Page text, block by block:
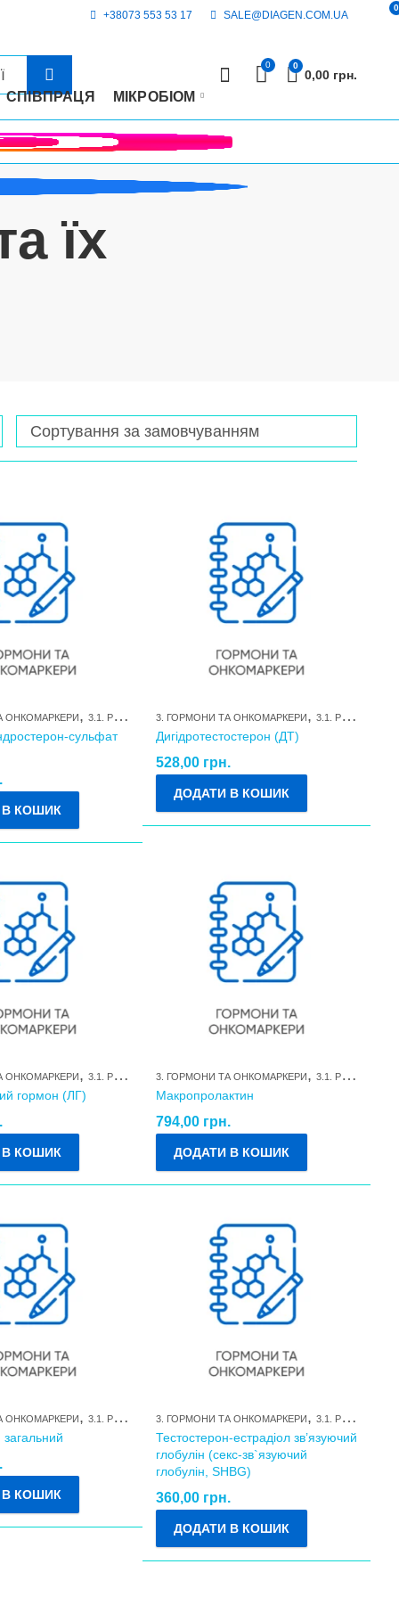
+38073 553 53 17 SALE@DIAGEN.COM.UA
0 0
0,00 грн.
СПІВПРАЦЯ МІКРОБІОМ
їх
ОНКОМАРКЕРИ, 3.1. РЕПРОДУКТИВНІ ГОРМОНИ ТА ЇХ МЕТАБОЛІТИ
сульфат
КОШИК
3. ГОРМОНИ ТА ОНКОМАРКЕРИ, 3.1. РЕПРОДУКТИВНІ ГОРМОНИ ТА ЇХ МЕТАБОЛІТИ
Дигідротестостерон (ДТ)
528,00 грн.
ДОДАТИ В КОШИК
ОНКОМАРКЕРИ, 3.1. РЕПРОДУКТИВНІ ГОРМОНИ ТА ЇХ МЕТАБОЛІТИ
гормон (ЛГ)
КОШИК
3. ГОРМОНИ ТА ОНКОМАРКЕРИ, 3.1. РЕПРОДУКТИВНІ ГОРМОНИ ТА ЇХ МЕТАБОЛІТИ
Макропролактин
794,00 грн.
ДОДАТИ В КОШИК
ОНКОМАРКЕРИ, 3.1. РЕПРОДУКТИВНІ ГОРМОНИ ТА ЇХ МЕТАБОЛІТИ
КОШИК
3. ГОРМОНИ ТА ОНКОМАРКЕРИ, 3.1. РЕПРОДУКТИВНІ ГОРМОНИ ТА ЇХ МЕТАБОЛІТИ
Тестостерон-естрадіол зв’язуючий
глобулін (cекс-зв`язуючий
глобулін, SHBG)
360,00 грн.
ДОДАТИ В КОШИК
0